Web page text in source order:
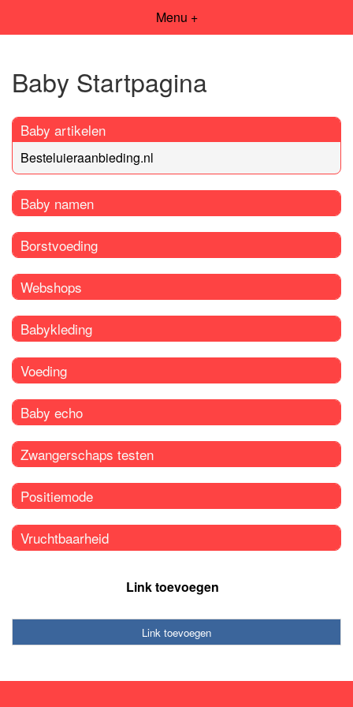
Menu +
Baby Startpagina
Baby artikelen
Besteluieraanbieding.nl
Baby namen
Borstvoeding
Webshops
Babykleding
Voeding
Baby echo
Zwangerschaps testen
Positiemode
Vruchtbaarheid
Link toevoegen
Link toevoegen